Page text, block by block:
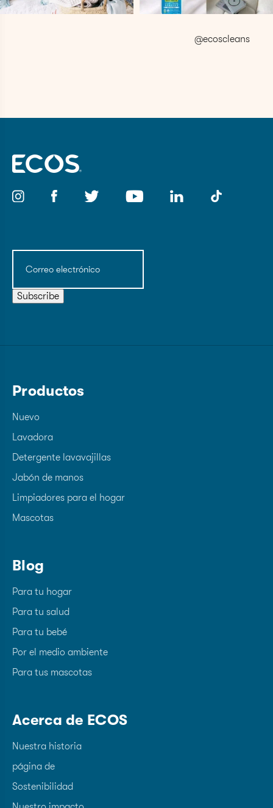
@ecoscleans
Correo
Subscribe
Productos
Nuevo
Lavadora
Detergente lavavajillas
Jabón de manos
Limpiadores para el hogar
Mascotas
Blog
Para tu hogar
Para tu salud
Para tu bebé
Por el medio ambiente
Para tus mascotas
Acerca de ECOS
Nuestra historia
página de
Sostenibilidad